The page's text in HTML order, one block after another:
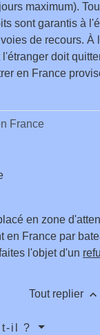
maximum).
sont garantis à
de recours. À
doit
en France
France
en zone
en France par
l'objet d'un
Tout replier keyboard_arrow_up
il ?